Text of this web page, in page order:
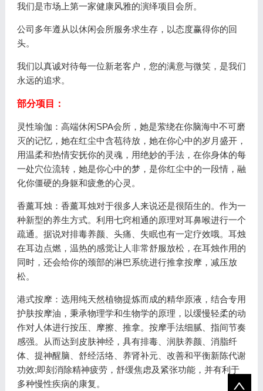
我们是市场上第一家健康风雅的演绎项目会所。
公司多年遵从以休闲会所服务求生存，以态度赢得你的回
头。
我们以真诚对待每一位新老客户，您的满意与微笑，是我们
永远的追求。
部分项目：
灵性瑜伽：高端休闲SPA会所，她是萦绕在你脑海中不可磨
灭的记忆，她在红尘中含苞待放，她在你心中的岁月盛开，
用温柔和热情安抚你的灵魂，用绝妙的手法，在你身体的每
一处穴位流转，她是你心中的梦，是你红尘中的一段情，融
化你僵硬的身躯和疲惫的心灵。
香薰耳烛：香薰耳烛对于很多人来说还是很陌生的。作为一
种新型的养生方式。利用七窍相通的原理对耳鼻喉进行一个
疏通。据说对排毒养颜、头痛、失眠也有一定疗效哦。耳烛
在耳边点燃，温热的感觉让人非常舒服放松，在耳烛作用的
同时，还会给你的颈部的淋巴系统进行推拿按摩，减压放
松。
港式按摩：选用纯天然植物提炼而成的精华原液，结合专用
护肤按摩油，秉承物理学和生物学的原理，以缓慢轻柔的动
作对人体进行按压、摩擦、推拿。按摩手法细腻、指间节奏
感强。从而达到皮肤神经，具有排毒、润肤养颜、消脂纤
体、提神醒脑、舒经活络、养肾补元、改善和平衡新陈代谢
功效;即刻消除精神疲劳，舒缓焦虑及紧张功能，并有利于
多种慢性疾病的康复。